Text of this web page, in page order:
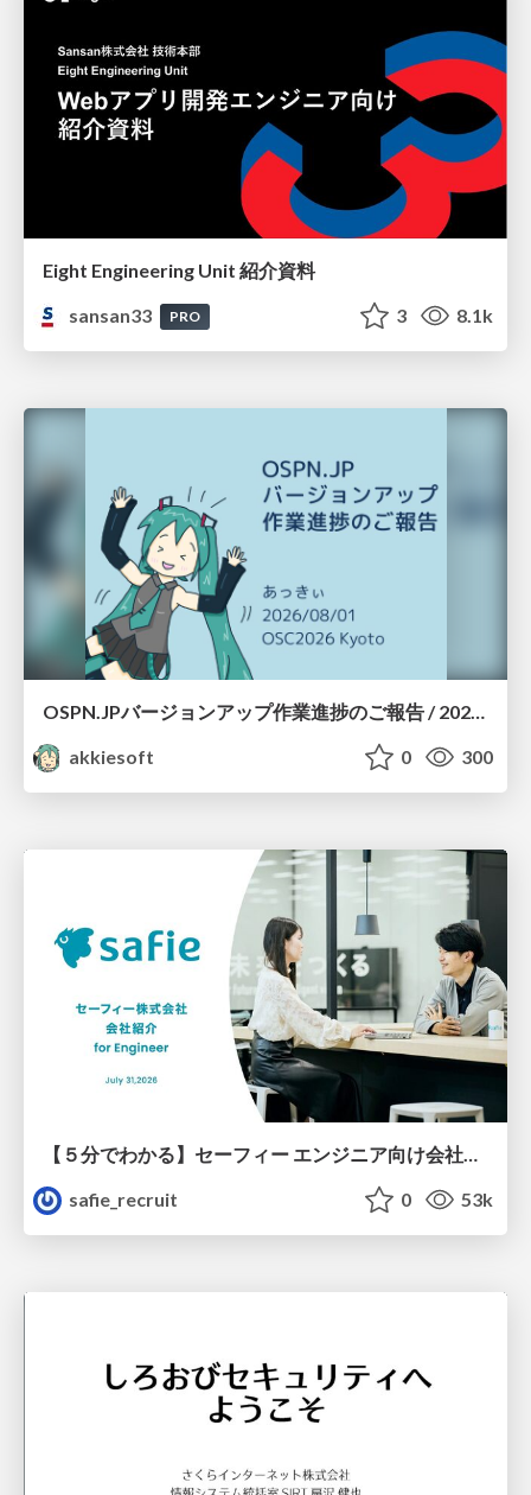
Eight Engineering Unit 紹介資料
sansan33
PRO 3 8.1k
OSPN.JPバージョンアップ作業進捗のご報告 / 20260801-osc26kyoto
akkiesoft
0 300
safie_recruit
0 53k